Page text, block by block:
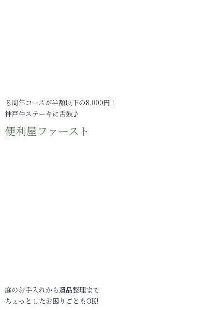
８周年コースが半額以下の8,000円！
神戸牛ステーキに舌鼓♪
便利屋ファースト
庭のお手入れから遺品整理まで
ちょっとしたお困りごともOK!